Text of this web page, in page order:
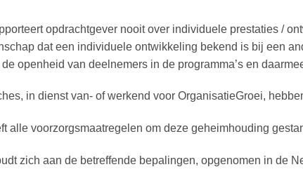
opdrachtgever nooit over individuele prestaties /
dat een individuele ontwikkeling bekend is bij een
openheid van deelnemers in de programma’s en
in dienst van- of werkend voor OrganisatieGroei,
alle voorzorgsmaatregelen om deze geheimhouding
zich aan de betreffende bepalingen, opgenomen in de